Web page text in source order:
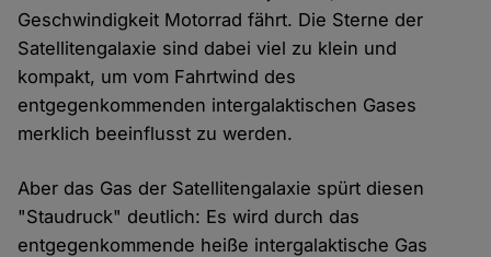
Geschwindigkeit Motorrad fährt. Die Sterne der
Satellitengalaxie sind dabei viel zu klein und
kompakt, um vom Fahrtwind des
entgegenkommenden intergalaktischen Gases
merklich beeinflusst zu werden.
Aber das Gas der Satellitengalaxie spürt diesen
"Staudruck" deutlich: Es wird durch das
entgegenkommende heiße intergalaktische Gas